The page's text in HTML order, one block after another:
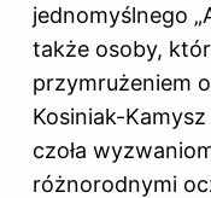
jednomyślnego
także osoby,
przymrużeniem
Kosiniak-
czoła
różnorodnymi